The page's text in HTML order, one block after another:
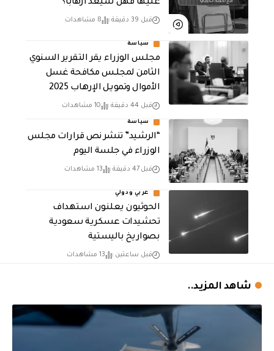
عليها فهل سيعد ارهابا؟
قبل 39 دقيقة 8 مشاهدات
سياسة
مجلس الوزراء يقر التقرير السنوي
الثامن لمجلـس مكافحة غسل
الأموال وتمويـل الإرهـاب 2025
قبل 44 دقيقة 10 مشاهدات
سياسة
“الرشيد” تنشر نص قرارات مجلس
الوزراء في جلسة اليوم
قبل 47 دقيقة 13 مشاهدات
عربي ودولي
الحوثيون يعلنون استهداف
تحشيدات عسكرية سعودية
بصواريخ باليستية
قبل ساعتين 13 مشاهدات
شاهد المزيد..